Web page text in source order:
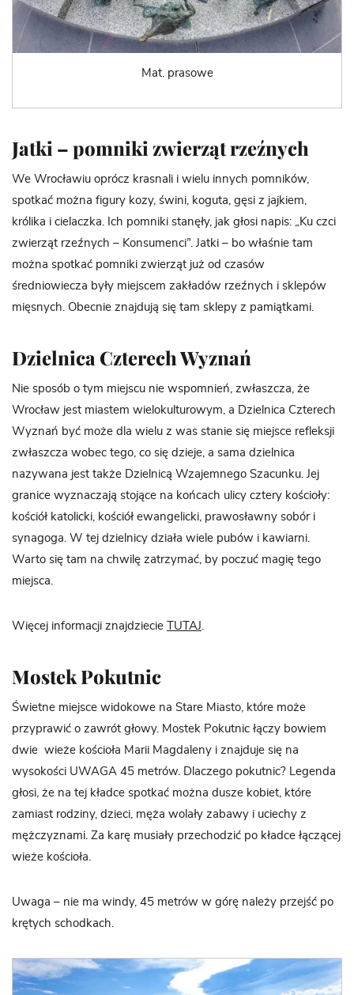
Mat. prasowe
Jatki – pomniki zwierząt rzeźnych
We Wrocławiu oprócz krasnali i wielu innych pomników,
spotkać można figury kozy, świni, koguta, gęsi z jajkiem,
królika i cielaczka. Ich pomniki stanęły, jak głosi napis: „Ku czci
zwierząt rzeźnych – Konsumenci”. Jatki – bo właśnie tam
można spotkać pomniki zwierząt już od czasów
średniowiecza były miejscem zakładów rzeźnych i sklepów
mięsnych. Obecnie znajdują się tam sklepy z pamiątkami.
Dzielnica Czterech Wyznań
Nie sposób o tym miejscu nie wspomnień, zwłaszcza, że
Wrocław jest miastem wielokulturowym, a Dzielnica Czterech
Wyznań być może dla wielu z was stanie się miejsce refleksji
zwłaszcza wobec tego, co się dzieje, a sama dzielnica
nazywana jest także Dzielnicą Wzajemnego Szacunku. Jej
granice wyznaczają stojące na końcach ulicy cztery kościoły:
kościół katolicki, kościół ewangelicki, prawosławny sobór i
synagoga. W tej dzielnicy działa wiele pubów i kawiarni.
Warto się tam na chwilę zatrzymać, by poczuć magię tego
miejsca.
Więcej informacji znajdziecie TUTAJ
Mostek Pokutnic
Świetne miejsce widokowe na Stare Miasto, które może
przyprawić o zawrót głowy. Mostek Pokutnic łączy bowiem
dwie wieże kościoła Marii Magdaleny i znajduje się na
wysokości UWAGA 45 metrów. Dlaczego pokutnic? Legenda
głosi, że na tej kładce spotkać można dusze kobiet, które
zamiast rodziny, dzieci, męża wolały zabawy i uciechy z
mężczyznami. Za karę musiały przechodzić po kładce łączącej
wieże kościoła.
Uwaga – nie ma windy, 45 metrów w górę należy przejść po
krętych schodkach.